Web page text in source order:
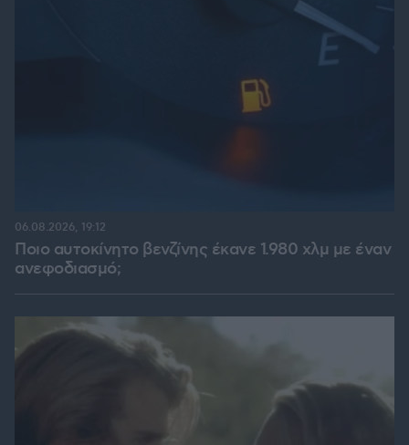
Ποιο αυτοκίνητο βενζίνης έκανε 1.980 χλμ με έναν
ανεφοδιασμό;
06.08.2026, 19:12